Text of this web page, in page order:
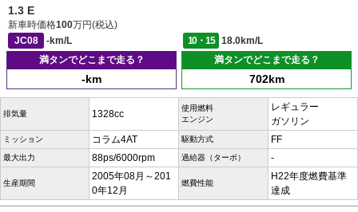
1.3 E
新車時価格100万円(税込)
JC08
-km/L 10・15
18.0km/L
満タンでどこまで走る？
-km
満タンでどこまで走る？
702km
排気量 1328cc
使用燃料
エンジン
レギュラー
ガソリン
ミッション コラム4AT 駆動方式 FF
最大出力 88ps/6000rpm 過給器（ターボ） -
生産期間
2005年08月～201
0年12月
燃費性能
H22年度燃費基準
達成